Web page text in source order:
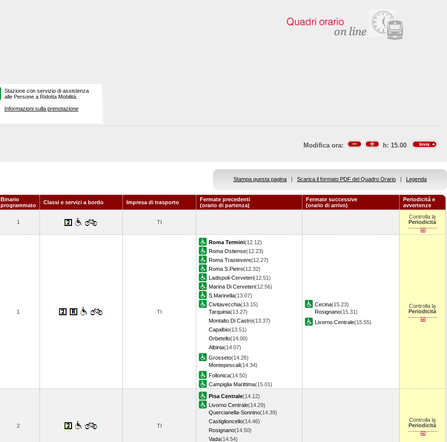
Stazione con servizio di assistenza
alle Persone a Ridotta Mobilità.
Informazioni sulla prenotazione
Modifica ora: h: 15.00
Stampa questa pagina | Scarica il formato PDF del Quadro Orario | Legenda
Binario
programmato
Classi e servizi a bordo Impresa di trasporto
Fermate precedenti
(orario di partenza)
Fermate successive
(orario di arrivo)
Periodicità e
avvertenze
1 TI
Controlla la
Periodicità
1 TI
Roma Termini(12.12)
Roma Ostiense(12.23)
Roma Trastevere(12.27)
Roma S.Pietro(12.32)
Ladispoli-Cerveteri(12.51)
Marina Di Cerveteri(12.56)
S.Marinella(13.07)
Civitavecchia(13.15)
Tarquinia(13.27)
Montalto Di Castro(13.37)
Capalbio(13.51)
Orbetello(14.00)
Albinia(14.07)
Grosseto(14.26)
Montepescali(14.34)
Follonica(14.50)
Campiglia Marittima(15.01)
Cecina(15.23)
Rosignano(15.31)
Livorno Centrale(15.55)
Controlla la
Periodicità
2 TI
Pisa Centrale(14.12)
Livorno Centrale(14.29)
Quercianella-Sonnino(14.39)
Castiglioncello(14.46)
Rosignano(14.50)
Vada(14.54)
Controlla la
Periodicità